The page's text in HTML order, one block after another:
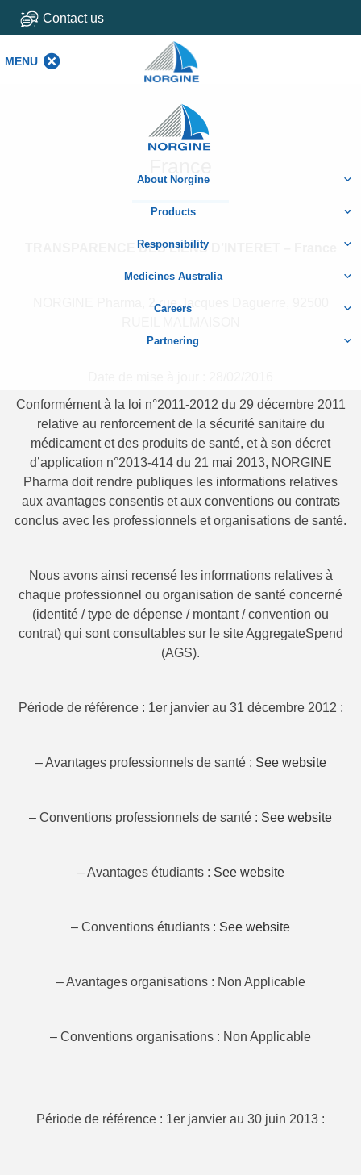
Contact us
MENU
Home
About Norgine
Products
Responsibility
Medicines Australia
Careers
Partnering
TRANSPARENCE DES LIENS D’INTERET – France
NORGINE Pharma, 2 rue Jacques Daguerre, 92500
Conformément à la loi n°2011-2012 du 29 décembre 2011
relative au renforcement de la sécurité sanitaire du
médicament et des produits de santé, et à son décret
d’application n°2013-414 du 21 mai 2013, NORGINE
Pharma doit rendre publiques les informations relatives
aux avantages consentis et aux conventions ou contrats
conclus avec les professionnels et organisations de santé.
Nous avons ainsi recensé les informations relatives à
chaque professionnel ou organisation de santé concerné
(identité / type de dépense / montant / convention ou
contrat) qui sont consultables sur le site AggregateSpend
(AGS).
Période de référence : 1er janvier au 31 décembre 2012 :
– Avantages professionnels de santé : See website
– Conventions professionnels de santé : See website
– Avantages étudiants : See website
– Conventions étudiants : See website
– Avantages organisations : Non Applicable
– Conventions organisations : Non Applicable
Période de référence : 1er janvier au 30 juin 2013 :